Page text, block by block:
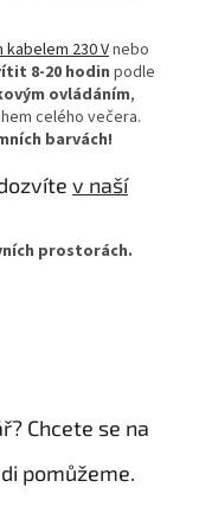
230 Vnebo
8-20 hodin podle
ovládáním,
celého večera.
barvách!
v naší
prostorách.
Chcete se na
pomůžeme.